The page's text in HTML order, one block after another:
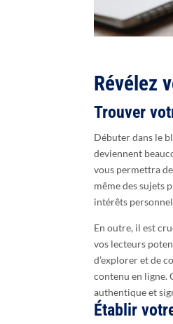
Révélez
Trouver
Débuter dans le
deviennent
vous permettra
même des sujets
intérêts
En outre, il est
vos lecteurs
d’explorer et de
contenu en ligne.
authentique et
Établir